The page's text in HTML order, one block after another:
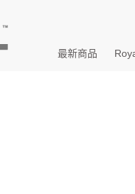
最新商品